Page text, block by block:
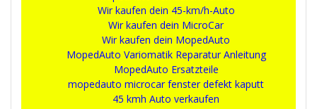
Wir kaufen dein 45-km/h-Auto
Wir kaufen dein MicroCar
Wir kaufen dein MopedAuto
MopedAuto Variomatik Reparatur Anleitung
MopedAuto Ersatzteile
mopedauto microcar fenster defekt kaputt
45 kmh Auto verkaufen